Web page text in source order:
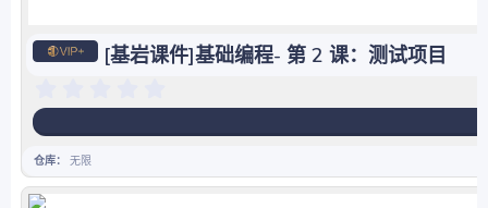
[基岩课件]基础编程- 第 2 课：测试项目
.
仓库 无限